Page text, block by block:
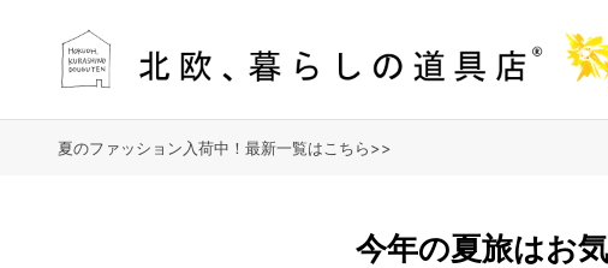
夏のファッション入荷中！最新一覧はこちら>>
今年の夏旅はお